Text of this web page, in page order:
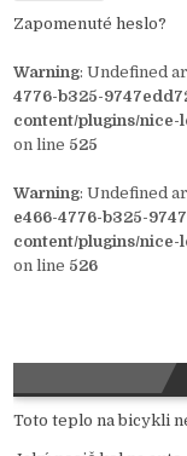
Zapomenuté heslo?
Warning: Undefined
4776-b325-
content/plugins/
on line 525
Warning: Undefined
e466-4776-b325-
content/plugins/
on line 526
Toto teplo na bicykli